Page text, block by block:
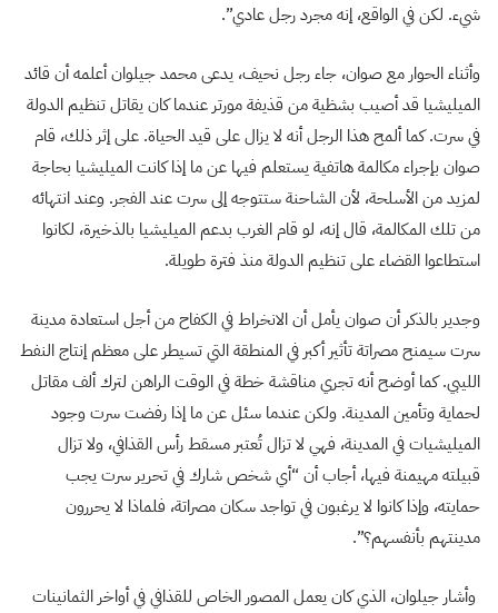
شيء. لكن في الواقع، إنه مجرد رجل عادي”.
وأثناء الحوار مع صوان، جاء رجل نحيف، يدعى محمد جيلوان أعلمه أن قائد
الميليشيا قد أصيب بشظية من قذيفة مورتر عندما كان يقاتل تنظيم الدولة
في سرت. كما ألمح هذا الرجل أنه لا يزال على قيد الحياة. على إثر ذلك، قام
صوان بإجراء مكالمة هاتفية يستعلم فيها عن ما إذا كانت الميليشيا بحاجة
لمزيد من الأسلحة، لأن الشاحنة ستتوجه إلى سرت عند الفجر. وعند انتهائه
من تلك المكالمة، قال إنه، لو قام الغرب بدعم الميليشيا بالذخيرة، لكانوا
استطاعوا القضاء على تنظيم الدولة منذ فترة طويلة.
وجدير بالذكر أن صوان يأمل أن الانخراط في الكفاح من أجل استعادة مدينة
سرت سيمنح مصراتة تأثير أكبر في المنطقة التي تسيطر على معظم إنتاج النفط
الليبي. كما أوضح أنه تجري مناقشة خطة في الوقت الراهن لترك ألف مقاتل
لحماية وتأمين المدينة. ولكن عندما سئل عن ما إذا رفضت سرت وجود
الميليشيات في المدينة، فهي لا تزال تُعتبر مسقط رأس القذافي، ولا تزال
قبيلته مهيمنة فيها، أجاب أن “أي شخص شارك في تحرير سرت يجب
حمايته، وإذا كانوا لا يرغبون في تواجد سكان مصراتة، فلماذا لا يحررون
مدينتهم بأنفسهم؟”.
وأشار جيلوان، الذي كان يعمل المصور الخاص للقذافي في أواخر الثمانينات